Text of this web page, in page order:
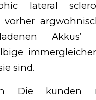
lateral
vorher
Akkus’
sind.
Die kunden